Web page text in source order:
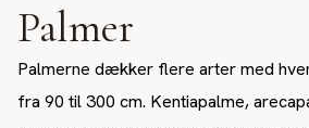
Palmer
Palmerne dækker flere arter med
fra 90 til 300 cm. Kentiapalme,